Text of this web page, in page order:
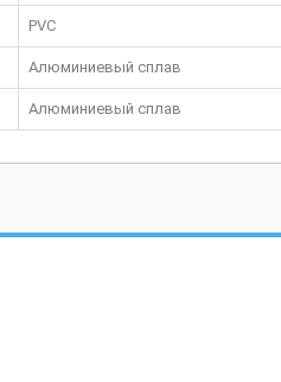
PVC
Алюминиевый сплав
Алюминиевый сплав